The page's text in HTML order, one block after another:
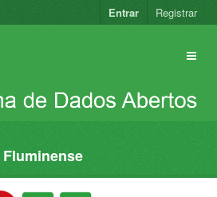
Entrar Registrar